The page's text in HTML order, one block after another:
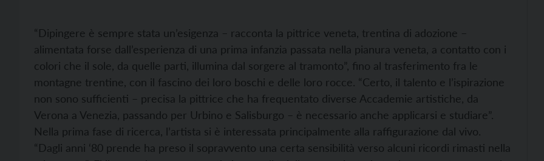
“Dipingere è sempre stata un’esigenza – racconta la pittrice veneta, trentina di adozione –
alimentata forse dall’esperienza di una prima infanzia passata nella pianura veneta, a contatto con i
colori che il sole, da quelle parti, illumina dal sorgere al tramonto”, fino al trasferimento fra le
montagne trentine, con il fascino dei loro boschi e delle loro rocce. “Certo, il talento e l’ispirazione
non sono sufficienti – precisa la pittrice che ha frequentato diverse Accademie artistiche, da
Verona a Venezia, passando per Urbino e Salisburgo – è necessario anche applicarsi e studiare”.
Nella prima fase di ricerca, l’artista si è interessata principalmente alla raffigurazione dal vivo.
“Dagli anni ‘80 prende ha preso il sopravvento una certa sensibilità verso alcuni ricordi rimasti nella